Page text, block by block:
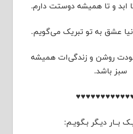
ابد و تا همیشه دوستت دارم.
عشق به تو تبریک می‌گویم.
روشن و زندگی‌ات همیشه
سبز باشد.
بــار دیـگر بـگویـم: